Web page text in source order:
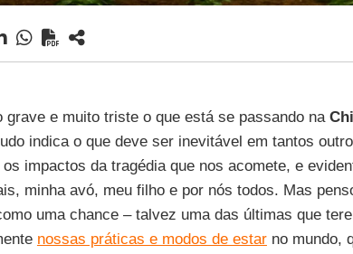
grave e muito triste o que está se passando na
indica o que deve ser inevitável em tantos
impactos da tragédia que nos acomete, e
minha avó, meu filho e por nós todos. Mas
uma chance – talvez uma das últimas que
nossas práticas e modos de estarno mundo,